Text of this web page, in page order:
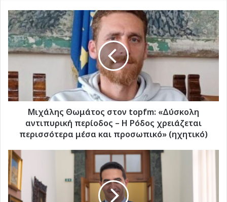
Μιχάλης
Θωμάτος
στον
topfm:
«Δύσκολη
περίοδος
–
Η
χρειάζεται
περισσότερα
και
προσωπικό»
(ηχητικό)
Μιχάλης Θωμάτος στον topfm: «Δύσκολη
αντιπυρική περίοδος – Η Ρόδος χρειάζεται
περισσότερα μέσα και προσωπικό» (ηχητικό)
Μ.
Κατρίνης
στον
topfm:
«Η